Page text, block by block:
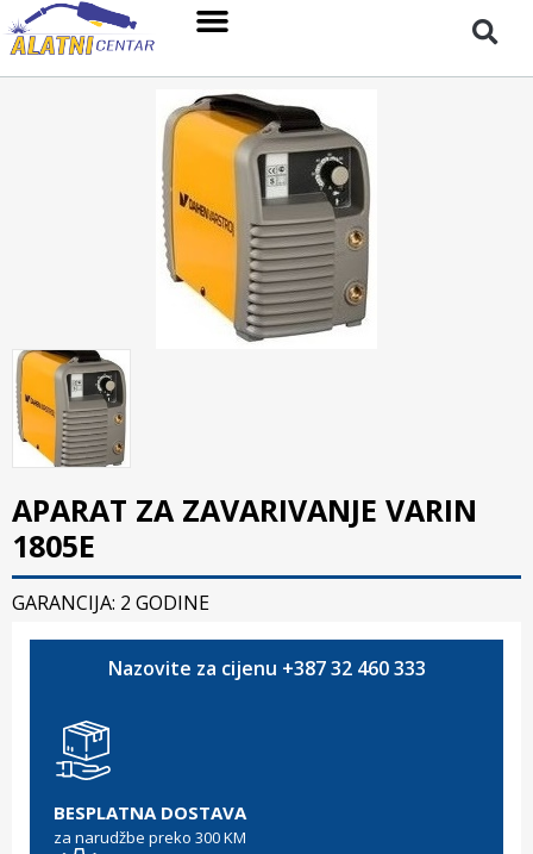
APARAT ZA ZAVARIVANJE VARIN
1805E
GARANCIJA: 2 GODINE
Nazovite za cijenu +387 32 460 333
BESPLATNA DOSTAVA
za narudžbe preko 300 KM